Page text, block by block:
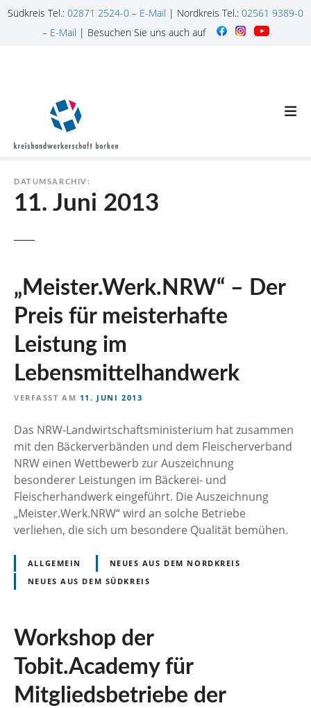
Südkreis Tel.: 02871 2524-0 – E-Mail | Nordkreis Tel.: 02561 9389-0
– E-Mail | Besuchen Sie uns auch auf
DATUMSARCHIV:
11. Juni 2013
„Meister.Werk.NRW“ – Der
Preis für meisterhafte
Leistung im
Lebensmittelhandwerk
VERFASST AM 11. JUNI 2013
Das NRW-Landwirtschaftsministerium hat zusammen
mit den Bäckerverbänden und dem Fleischerverband
NRW einen Wettbewerb zur Auszeichnung
besonderer Leistungen im Bäckerei- und
Fleischerhandwerk eingeführt. Die Auszeichnung
„Meister.Werk.NRW“ wird an solche Betriebe
verliehen, die sich um besondere Qualität bemühen.
ALLGEMEIN
NEUES AUS DEM NORDKREIS
NEUES AUS DEM SÜDKREIS
Workshop der
Tobit.Academy für
Mitgliedsbetriebe der